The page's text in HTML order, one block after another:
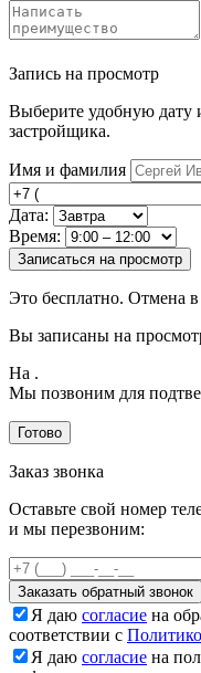
Запись на просмотр
Выберите удобную дату
застройщика.
Имя и фамилия
Дата:
Время:
Записаться на просмотр
Это бесплатно. Отмена
Вы записаны на
На .
Мы позвоним для
Готово
Заказ звонка
Оставьте свой номер
и мы перезвоним:
Заказать обратный звонок
Я даю согласие на
соответствии с
Я даю согласие на